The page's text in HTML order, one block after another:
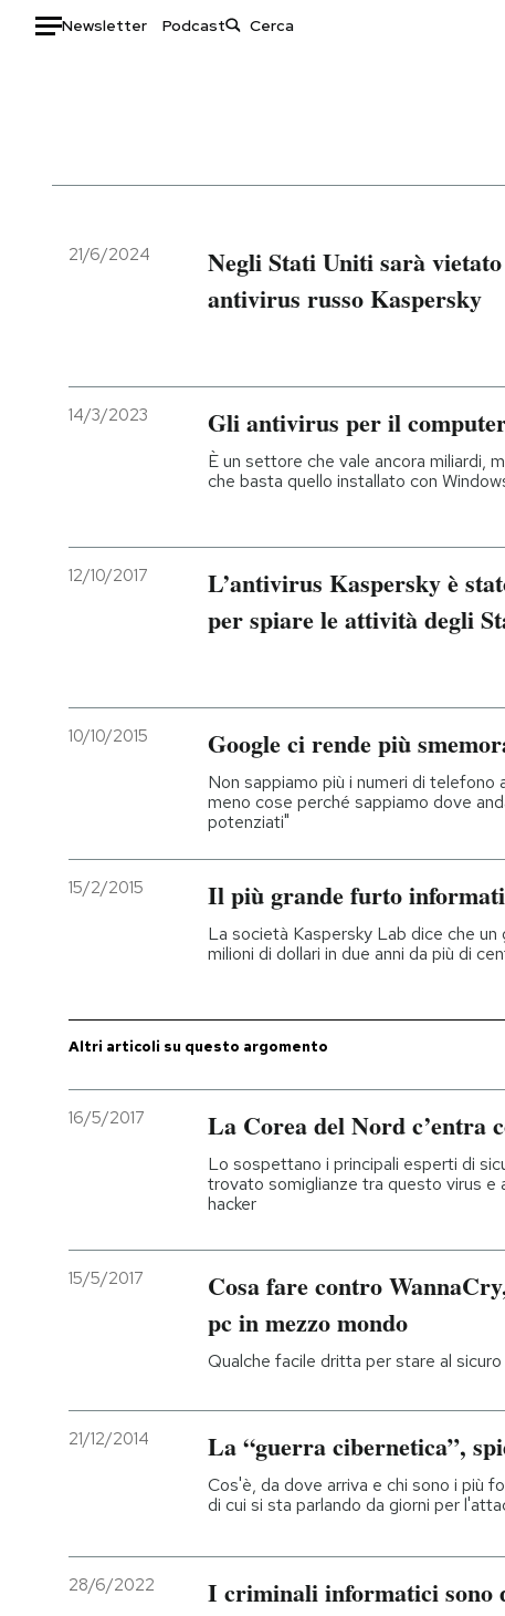
Newsletter Podcast
Italia
Politica
Economia
Moda
Ok Boomer!
Mondiali calcio 2026
AREA PERSONALE
21/6/2024
Negli Stati Uniti sarà
antivirus russo Kaspersky
14/3/2023 Gli antivirus per il
È un settore che vale ancora miliardi,
che basta quello installato con
12/10/2017
L’antivirus Kaspersky è
per spiare le attività degli
10/10/2015 Google ci rende più
Non sappiamo più i numeri di telefono
meno cose perché sappiamo dove
potenziati"
15/2/2015 Il più grande furto
La società Kaspersky Lab dice che
milioni di dollari in due anni da più di
Altri articoli su questo argomento
16/5/2017 La Corea del Nord c’entra
Lo sospettano i principali esperti di
trovato somiglianze tra questo virus e
hacker
15/5/2017
Cosa fare contro
pc in mezzo mondo
Qualche facile dritta per stare al
21/12/2014 La “guerra cibernetica”,
Cos'è, da dove arriva e chi sono i più
di cui si sta parlando da giorni per
28/6/2022 I criminali informatici sono